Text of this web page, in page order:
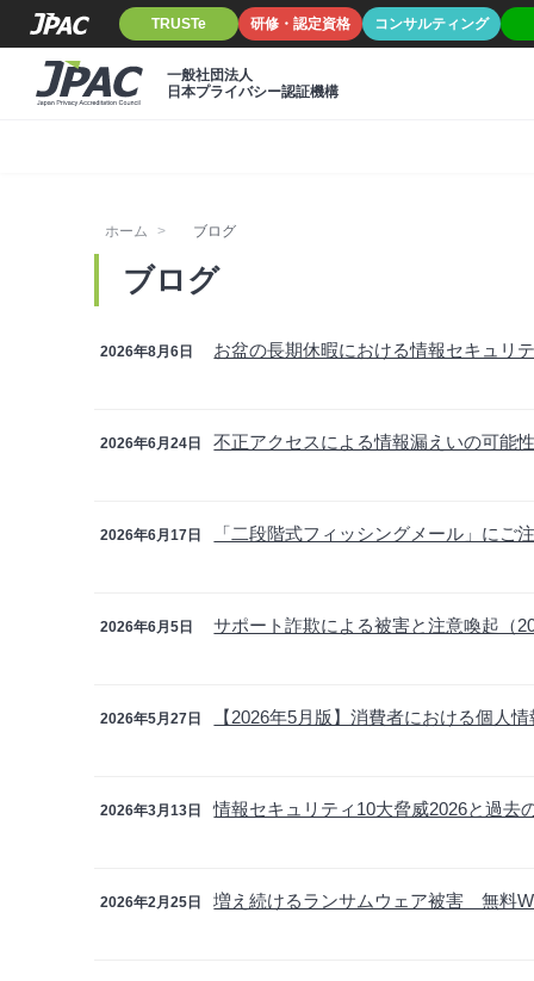
TRUSTe 研修・認定資格 コンサルティング
一般社団法人
日本プライバシー認証機構
ホーム ブログ
ブログ
2026年8月6日 お盆の長期休暇における情報セキュリ
2026年6月24日 不正アクセスによる情報漏えいの可能
2026年6月17日 「二段階式フィッシングメール」にご
2026年6月5日 サポート詐欺による被害と注意喚起（
2026年5月27日 【2026年5月版】消費者における個人
2026年3月13日 情報セキュリティ10大脅威2026と過去
2026年2月25日 増え続けるランサムウェア被害 無料